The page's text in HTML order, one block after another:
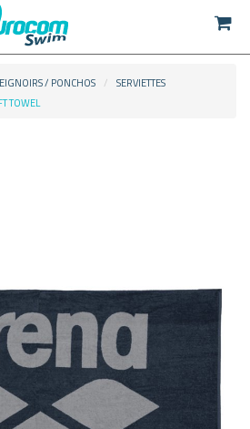
/ PONCHOS
SERVIETTES
TOWEL